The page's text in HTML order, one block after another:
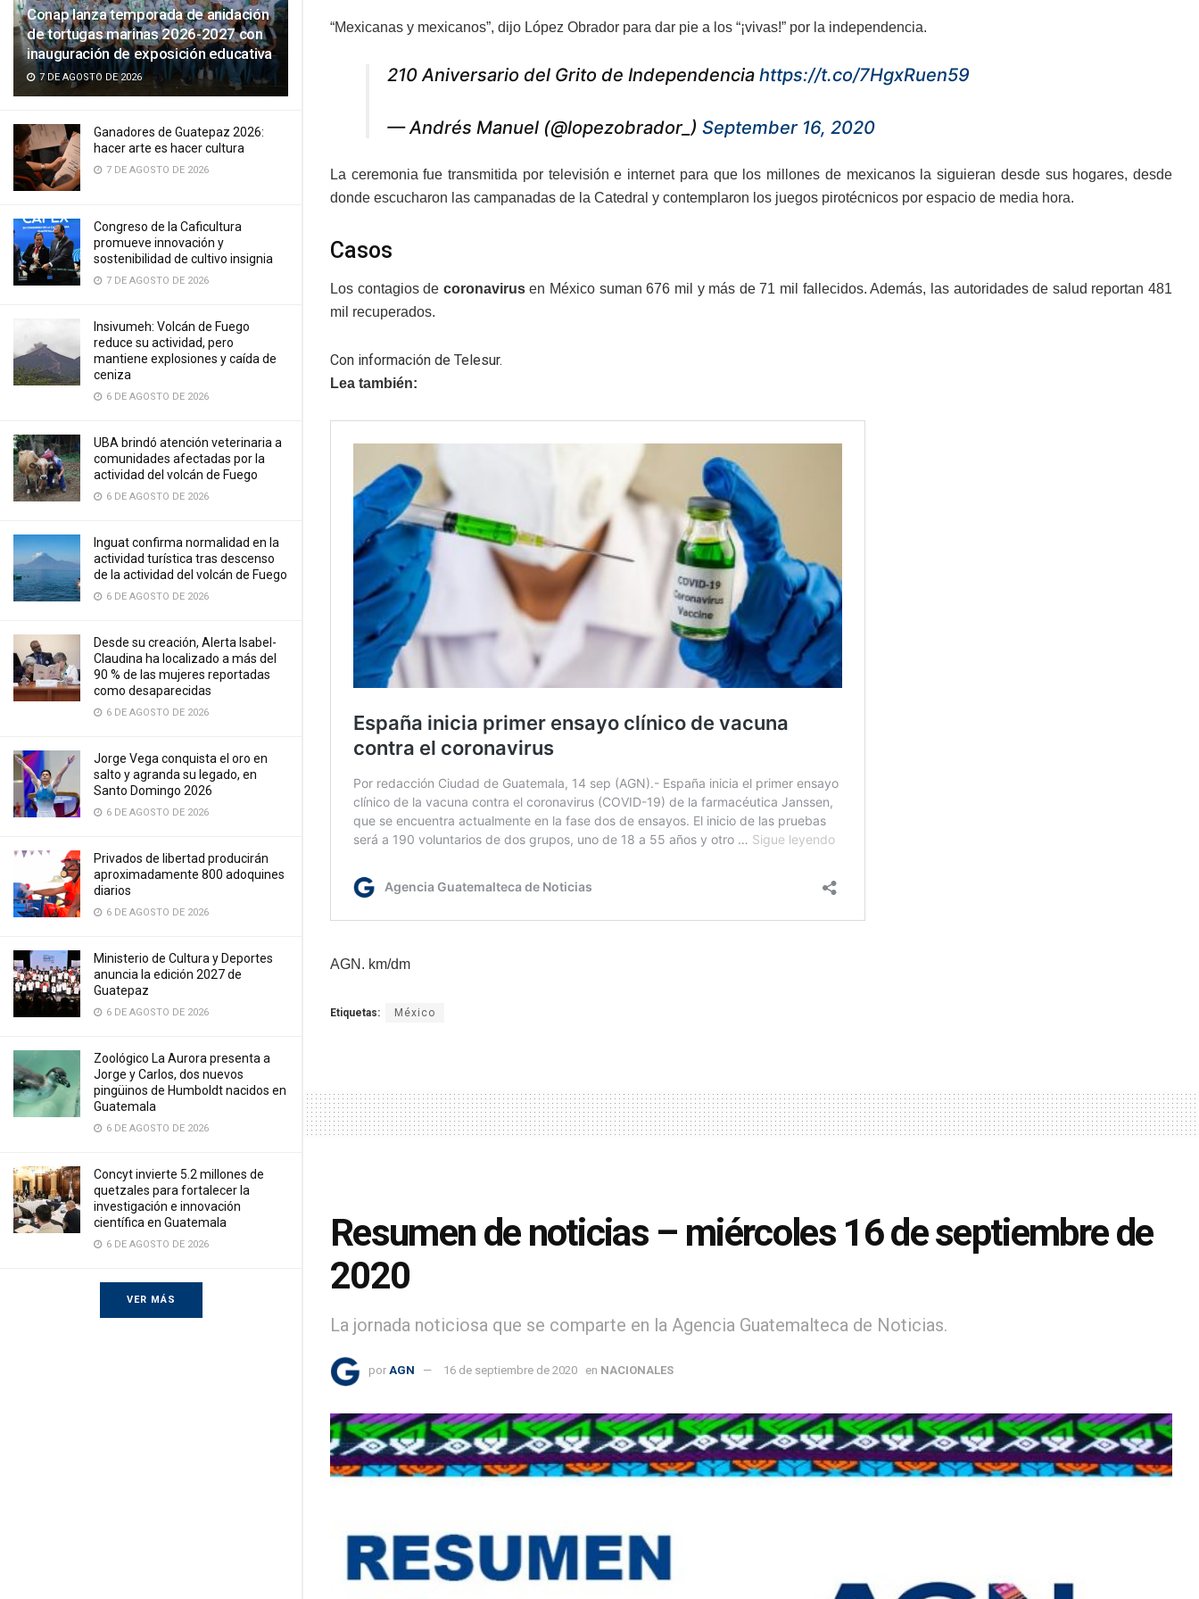
Conap lanza temporada de anidación
de tortugas marinas 2026-2027 con
inauguración de exposición educativa
7 DE AGOSTO DE 2026
Ganadores de Guatepaz 2026:
hacer arte es hacer cultura
7 DE AGOSTO DE 2026
Congreso de la Caficultura
promueve innovación y
sostenibilidad de cultivo insignia
7 DE AGOSTO DE 2026
Insivumeh: Volcán de Fuego
reduce su actividad, pero
mantiene explosiones y caída de
ceniza
6 DE AGOSTO DE 2026
UBA brindó atención veterinaria a
comunidades afectadas por la
actividad del volcán de Fuego
6 DE AGOSTO DE 2026
Inguat confirma normalidad en la
actividad turística tras descenso
de la actividad del volcán de Fuego
6 DE AGOSTO DE 2026
Desde su creación, Alerta Isabel-
Claudina ha localizado a más del
90 % de las mujeres reportadas
como desaparecidas
6 DE AGOSTO DE 2026
Jorge Vega conquista el oro en
salto y agranda su legado, en
Santo Domingo 2026
6 DE AGOSTO DE 2026
Privados de libertad producirán
aproximadamente 800 adoquines
diarios
6 DE AGOSTO DE 2026
Ministerio de Cultura y Deportes
anuncia la edición 2027 de
Guatepaz
6 DE AGOSTO DE 2026
Zoológico La Aurora presenta a
Jorge y Carlos, dos nuevos
pingüinos de Humboldt nacidos en
Guatemala
6 DE AGOSTO DE 2026
Concyt invierte 5.2 millones de
quetzales para fortalecer la
investigación e innovación
científica en Guatemala
6 DE AGOSTO DE 2026
VER MÁS
“Mexicanas y mexicanos”, dijo López Obrador para dar pie a los “¡vivas!” por la independencia.
210 Aniversario del Grito de Independencia https://t.co/7HgxRuen59
— Andrés Manuel (@lopezobrador_) September 16, 2020
La ceremonia fue transmitida por televisión e internet para que los millones de mexicanos la siguieran desde sus hogares, desde
donde escucharon las campanadas de la Catedral y contemplaron los juegos pirotécnicos por espacio de media hora.
Casos
Los contagios de coronavirusen México suman 676 mil y más de 71 mil fallecidos. Además, las autoridades de salud reportan 481
mil recuperados.
Con información de Telesur.
Lea también:
AGN. km/dm
Etiquetas: México
Resumen de noticias – miércoles 16 de septiembre de
2020
La jornada noticiosa que se comparte en la Agencia Guatemalteca de Noticias.
por AGN 16 de septiembre de 2020 en NACIONALES